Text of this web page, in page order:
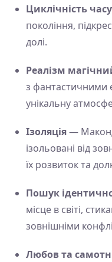
Циклічність часу
покоління,
долі.
Реалізм
з
унікальну
Ізоляція—
ізольовані від
їх розвиток та
Пошук
місце в світі,
зовнішніми
Любов та